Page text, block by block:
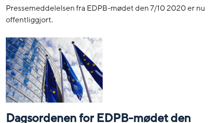
Pressemeddelelsen fra EDPB-mødet den 7/10 2020 er nu
offentliggjort.
Dagsordenen for EDPB-mødet den